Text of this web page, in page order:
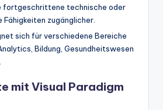
fortgeschrittene technische oder
zugänglicher.
sich für verschiedene Bereiche
Bildung, Gesundheitswesen
mit Visual Paradigm